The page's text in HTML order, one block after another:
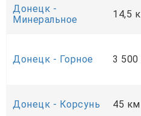
Донецк -
Минеральное
14,5
Донецк - Горное 3
Донецк - Корсунь 45 км